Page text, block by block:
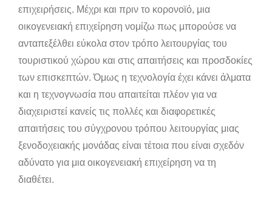
επιχειρήσεις. Μέχρι και πριν το κορονοϊό, μια
οικογενειακή επιχείρηση νομίζω πως μπορούσε να
ανταπεξέλθει εύκολα στον τρόπο λειτουργίας του
τουριστικού χώρου και στις απαιτήσεις και προσδοκίες
των επισκεπτών. Όμως η τεχνολογία έχει κάνει άλματα
και η τεχνογνωσία που απαιτείται πλέον για να
διαχειριστεί κανείς τις πολλές και διαφορετικές
απαιτήσεις του σύγχρονου τρόπου λειτουργίας μιας
ξενοδοχειακής μονάδας είναι τέτοια που είναι σχεδόν
αδύνατο για μια οικογενειακή επιχείρηση να τη
διαθέτει.